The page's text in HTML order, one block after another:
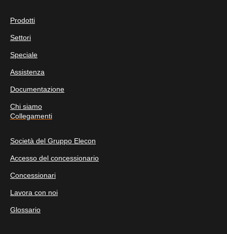
Prodotti
Settori
Speciale
Assistenza
Documentazione
Chi siamo
Collegamenti
Società del Gruppo Elecon
Accesso del concessionario
Concessionari
Lavora con noi
Glossario